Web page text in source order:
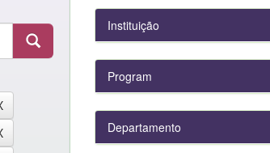
Instituição
Program
Departamento